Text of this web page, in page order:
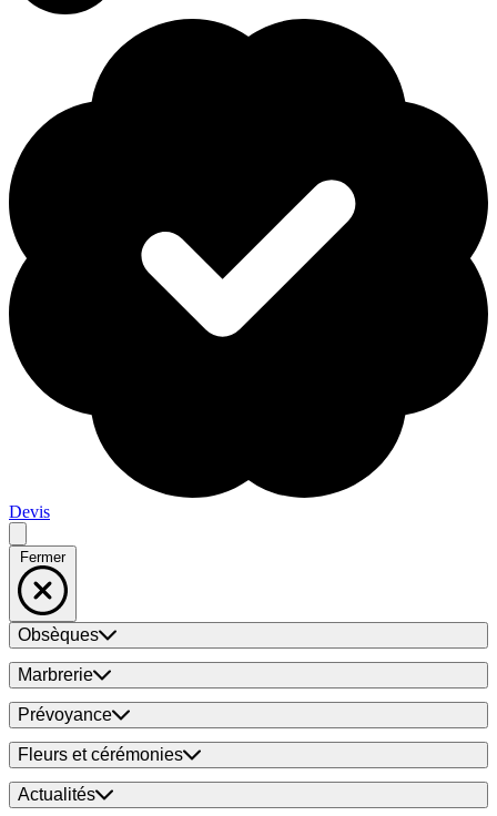
Devis
Fermer
Obsèques
Marbrerie
Prévoyance
Fleurs et cérémonies
Actualités